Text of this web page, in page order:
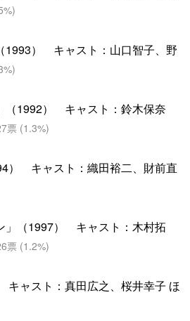
%)
1993） キャスト：山口智子、野
%)
（1992） キャスト：鈴木保奈
票 (1.3%)
） キャスト：織田裕二、財前直
」（1997） キャスト：木村拓
票 (1.2%)
キャスト：真田広之、桜井幸子 ほ